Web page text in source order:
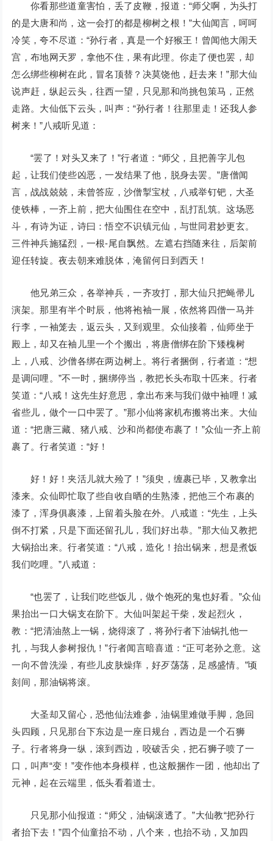
你看那些道童害怕，丢了皮鞭，报道：“师父啊，为头打
的是大唐和尚，这一会打的都是柳树之根！”大仙闻言，呵呵
冷笑，夸不尽道：“孙行者，真是一个好猴王！曾闻他大闹天
宫，布地网天罗，拿他不住，果有此理。你走了便也罢，却
怎么绑些柳树在此，冒名顶替？决莫饶他，赶去来！”那大仙
说声赶，纵起云头，往西一望，只见那和尚挑包策马，正然
走路。大仙低下云头，叫声：“孙行者！往那里走！还我人参
树来！”八戒听见道：
“罢了！对头又来了！”行者道：“师父，且把善字儿包
起，让我们使些凶恶，一发结果了他，脱身去罢。”唐僧闻
言，战战兢兢，未曾答应，沙僧掣宝杖，八戒举钉钯，大圣
使铁棒，一齐上前，把大仙围住在空中，乱打乱筑。这场恶
斗，有诗为证，诗曰：悟空不识镇元仙，与世同君妙更玄。
三件神兵施猛烈，一根-尾自飘然。左遮右挡随来往，后架前
迎任转旋。夜去朝来难脱体，淹留何日到西天！
他兄弟三众，各举神兵，一齐攻打，那大仙只把蝇帚儿
演架。那里有半个时辰，他将袍袖一展，依然将四僧一马并
行李，一袖笼去，返云头，又到观里。众仙接着，仙师坐于
殿上，却又在袖儿里一个个搬出，将唐僧绑在阶下矮槐树
上，八戒、沙僧各绑在两边树上。将行者捆倒，行者道：“想
是调问哩。”不一时，捆绑停当，教把长头布取十匹来。行者
笑道：“八戒！这先生好意思，拿出布来与我们做中袖哩！减
省些儿，做个一口中罢了。”那小仙将家机布搬将出来。大仙
道：“把唐三藏、猪八戒、沙和尚都使布裹了！”众仙一齐上前
裹了。行者笑道：“好！
好！好！夹活儿就大殓了！”须臾，缠裹已毕，又教拿出
漆来。众仙即忙取了些自收自晒的生熟漆，把他三个布裹的
漆了，浑身俱裹漆，上留着头脸在外。八戒道：“先生，上头
倒不打紧，只是下面还留孔儿，我们好出恭。”那大仙又教把
大锅抬出来。行者笑道：“八戒，造化！抬出锅来，想是煮饭
我们吃哩。”八戒道：
“也罢了，让我们吃些饭儿，做个饱死的鬼也好看。”众仙
果抬出一口大锅支在阶下。大仙叫架起干柴，发起烈火，
教：“把清油熬上一锅，烧得滚了，将孙行者下油锅扎他一
扎，与我人参树报仇！”行者闻言暗喜道：“正可老孙之意。这
一向不曾洗澡，有些儿皮肤燥痒，好歹荡荡，足感盛情。”顷
刻间，那油锅将滚。
大圣却又留心，恐他仙法难参，油锅里难做手脚，急回
头四顾，只见那台下东边是一座日规台，西边是一个石狮
子。行者将身一纵，滚到西边，咬破舌尖，把石狮子喷了一
口，叫声“变！”变作他本身模样，也这般捆作一团，他却出了
元神，起在云端里，低头看着道士。
只见那小仙报道：“师父，油锅滚透了。”大仙教“把孙行
者抬下去！”四个仙童抬不动，八个来，也抬不动，又加四